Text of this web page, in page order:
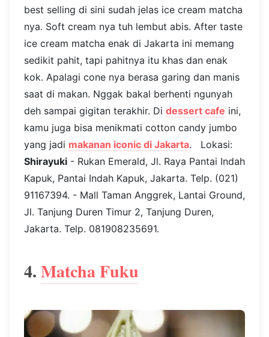
best selling di sini sudah jelas ice cream matcha
nya. Soft cream nya tuh lembut abis. After taste
ice cream matcha enak di Jakarta ini memang
sedikit pahit, tapi pahitnya itu khas dan enak
kok. Apalagi cone nya berasa garing dan manis
saat di makan. Nggak bakal berhenti ngunyah
deh sampai gigitan terakhir. Di dessert cafe ini,
kamu juga bisa menikmati cotton candy jumbo
yang jadi makanan iconic di Jakarta. Lokasi:
Shirayuki - Rukan Emerald, Jl. Raya Pantai Indah
Kapuk, Pantai Indah Kapuk, Jakarta. Telp. (021)
91167394. - Mall Taman Anggrek, Lantai Ground,
Jl. Tanjung Duren Timur 2, Tanjung Duren,
Jakarta. Telp. 081908235691.
4.Matcha Fuku